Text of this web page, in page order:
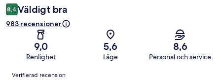
8,4 Väldigt bra
983 recensioner
9,0
Renlighet
5,6
Läge
8,6
Personal och service
Recensioner
Verifierad recension